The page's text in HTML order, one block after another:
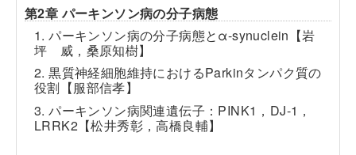
第2章 パーキンソン病の分子病態
1. パーキンソン病の分子病態とα-synuclein【岩
坪 威，桑原知樹】
2. 黒質神経細胞維持におけるParkinタンパク質の
役割【服部信孝】
3. パーキンソン病関連遺伝子：PINK1，DJ-1，
LRRK2【松井秀彰，高橋良輔】